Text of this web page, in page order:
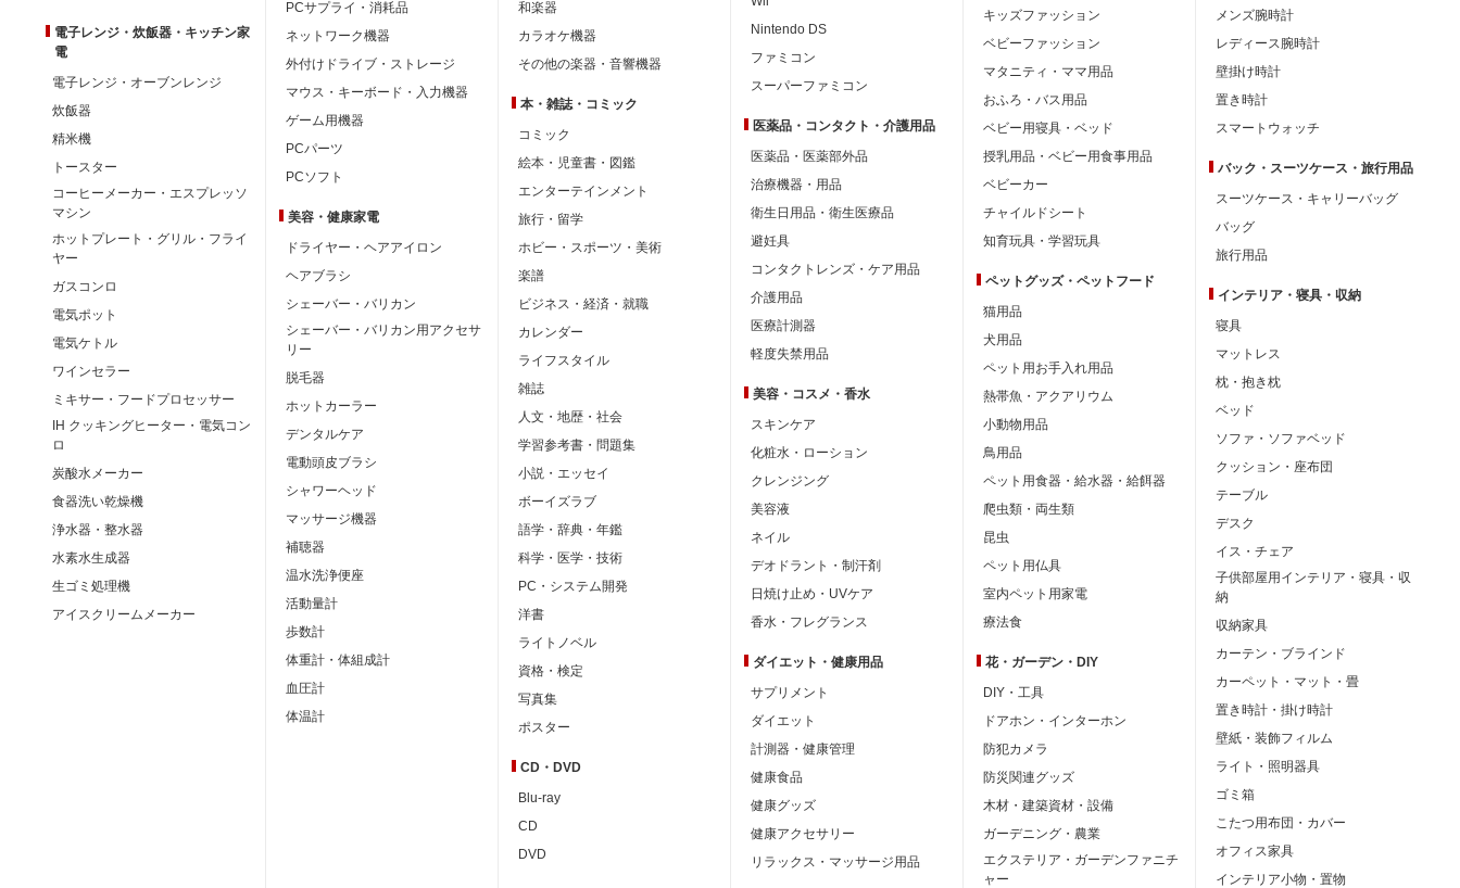
電子レンジ・炊飯器・キッチン家
電
電子レンジ・オーブンレンジ
炊飯器
精米機
トースター
コーヒーメーカー・エスプレッソ
マシン
ホットプレート・グリル・フライ
ヤー
ガスコンロ
電気ポット
電気ケトル
ワインセラー
ミキサー・フードプロセッサー
IH クッキングヒーター・電気コン
ロ
炭酸水メーカー
食器洗い乾燥機
浄水器・整水器
水素水生成器
生ゴミ処理機
アイスクリームメーカー
PCサプライ・消耗品
ネットワーク機器
外付けドライブ・ストレージ
マウス・キーボード・入力機器
ゲーム用機器
PCパーツ
PCソフト
美容・健康家電
ドライヤー・ヘアアイロン
ヘアブラシ
シェーバー・バリカン
シェーバー・バリカン用アクセサ
リー
脱毛器
ホットカーラー
デンタルケア
電動頭皮ブラシ
シャワーヘッド
マッサージ機器
補聴器
温水洗浄便座
活動量計
歩数計
体重計・体組成計
血圧計
体温計
和楽器
カラオケ機器
その他の楽器・音響機器
本・雑誌・コミック
コミック
絵本・児童書・図鑑
エンターテインメント
旅行・留学
ホビー・スポーツ・美術
楽譜
ビジネス・経済・就職
カレンダー
ライフスタイル
雑誌
人文・地歴・社会
学習参考書・問題集
小説・エッセイ
ボーイズラブ
語学・辞典・年鑑
科学・医学・技術
PC・システム開発
洋書
ライトノベル
資格・検定
写真集
ポスター
CD・DVD
Blu-ray
CD
DVD
Nintendo DS
ファミコン
スーパーファミコン
医薬品・コンタクト・介護用品
医薬品・医薬部外品
治療機器・用品
衛生日用品・衛生医療品
避妊具
コンタクトレンズ・ケア用品
介護用品
医療計測器
軽度失禁用品
美容・コスメ・香水
スキンケア
化粧水・ローション
クレンジング
美容液
ネイル
デオドラント・制汗剤
日焼け止め・UVケア
香水・フレグランス
ダイエット・ 健康用品
サプリメント
ダイエット
計測器・健康管理
健康食品
健康グッズ
健康アクセサリー
リラックス・マッサージ用品
キッズファッション
ベビーファッション
マタニティ・ママ用品
おふろ・バス用品
ベビー用寝具・ベッド
授乳用品・ベビー用食事用品
ベビーカー
チャイルドシート
知育玩具・学習玩具
ペットグッズ・ペットフード
猫用品
犬用品
ペット用お手入れ用品
熱帯魚・アクアリウム
小動物用品
鳥用品
ペット用食器・給水器・給餌器
爬虫類・両生類
昆虫
ペット用仏具
室内ペット用家電
療法食
花・ガーデン・DIY
DIY・工具
ドアホン・インターホン
防犯カメラ
防災関連グッズ
木材・建築資材・設備
ガーデニング・農業
エクステリア・ガーデンファニチ
ャー
メンズ腕時計
レディース腕時計
壁掛け時計
置き時計
スマートウォッチ
バック・スーツケース・旅行用品
スーツケース・キャリーバッグ
バッグ
旅行用品
インテリア・ 寝具・収納
寝具
マットレス
枕・抱き枕
ベッド
ソファ・ソファベッド
クッション・座布団
テーブル
デスク
イス・チェア
子供部屋用インテリア・寝具・収
納
収納家具
カーテン・ブラインド
カーペット・マット・畳
置き時計・掛け時計
壁紙・装飾フィルム
ライト・照明器具
ゴミ箱
こたつ用布団・カバー
オフィス家具
インテリア小物・置物